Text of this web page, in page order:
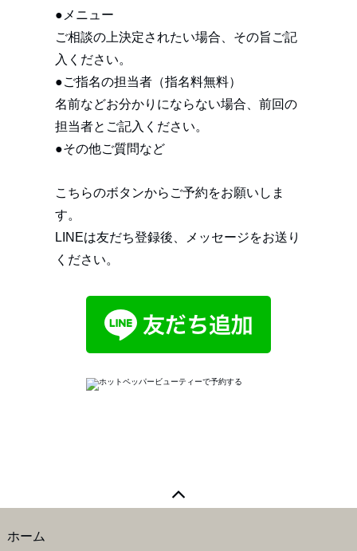
●メニュー
ご相談の上決定されたい場合、その旨ご記
入ください。
●ご指名の担当者（指名料無料）
名前などお分かりにならない場合、前回の
担当者とご記入ください。
●その他ご質問など
こちらのボタンからご予約をお願いしま
す。
LINEは友だち登録後、メッセージをお送り
ください。
ホーム